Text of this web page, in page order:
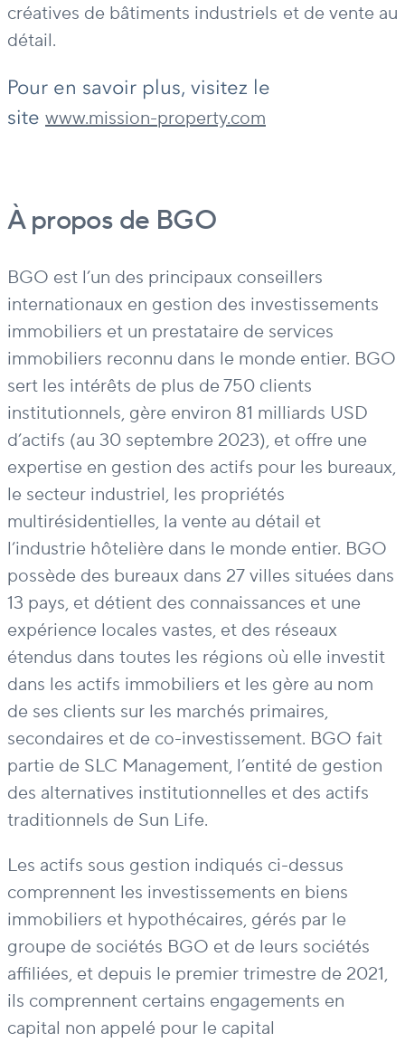
créatives de bâtiments industriels et de vente au
détail.
Pour en savoir plus, visitez le
site www.mission-property.com
À propos de BGO
BGO est l’un des principaux conseillers
internationaux en gestion des investissements
immobiliers et un prestataire de services
immobiliers reconnu dans le monde entier. BGO
sert les intérêts de plus de 750 clients
institutionnels, gère environ 81 milliards USD
d’actifs (au 30 septembre 2023), et offre une
expertise en gestion des actifs pour les bureaux,
le secteur industriel, les propriétés
multirésidentielles, la vente au détail et
l’industrie hôtelière dans le monde entier. BGO
possède des bureaux dans 27 villes situées dans
13 pays, et détient des connaissances et une
expérience locales vastes, et des réseaux
étendus dans toutes les régions où elle investit
dans les actifs immobiliers et les gère au nom
de ses clients sur les marchés primaires,
secondaires et de co-investissement. BGO fait
partie de SLC Management, l’entité de gestion
des alternatives institutionnelles et des actifs
traditionnels de Sun Life.
Les actifs sous gestion indiqués ci-dessus
comprennent les investissements en biens
immobiliers et hypothécaires, gérés par le
groupe de sociétés BGO et de leurs sociétés
affiliées, et depuis le premier trimestre de 2021,
ils comprennent certains engagements en
capital non appelé pour le capital